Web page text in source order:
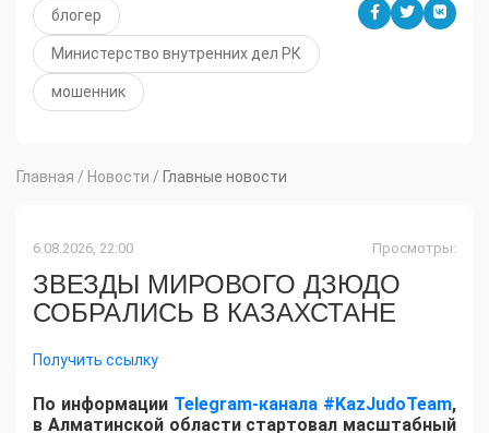
блогер
Министерство внутренних дел РК
мошенник
Главная / Новости / Главные новости
6.08.2026, 22:00 Просмотры:
ЗВЕЗДЫ МИРОВОГО ДЗЮДО
СОБРАЛИСЬ В КАЗАХСТАНЕ
Получить ссылку
По информации Telegram-канала #KazJudoTeam,
в Алматинской области стартовал масштабный